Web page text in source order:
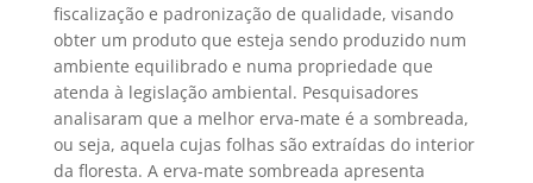
fiscalização e padronização de qualidade, visando
obter um produto que esteja sendo produzido num
ambiente equilibrado e numa propriedade que
atenda à legislação ambiental. Pesquisadores
analisaram que a melhor erva-mate é a sombreada,
ou seja, aquela cujas folhas são extraídas do interior
da floresta. A erva-mate sombreada apresenta